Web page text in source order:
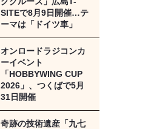
SITEで8月9日開催…テ
ーマは「ドイツ車」
オンロードラジコンカ
ーイベント
「HOBBYWING CUP
2026」、つくばで5月
31日開催
奇跡の技術遺産「九七